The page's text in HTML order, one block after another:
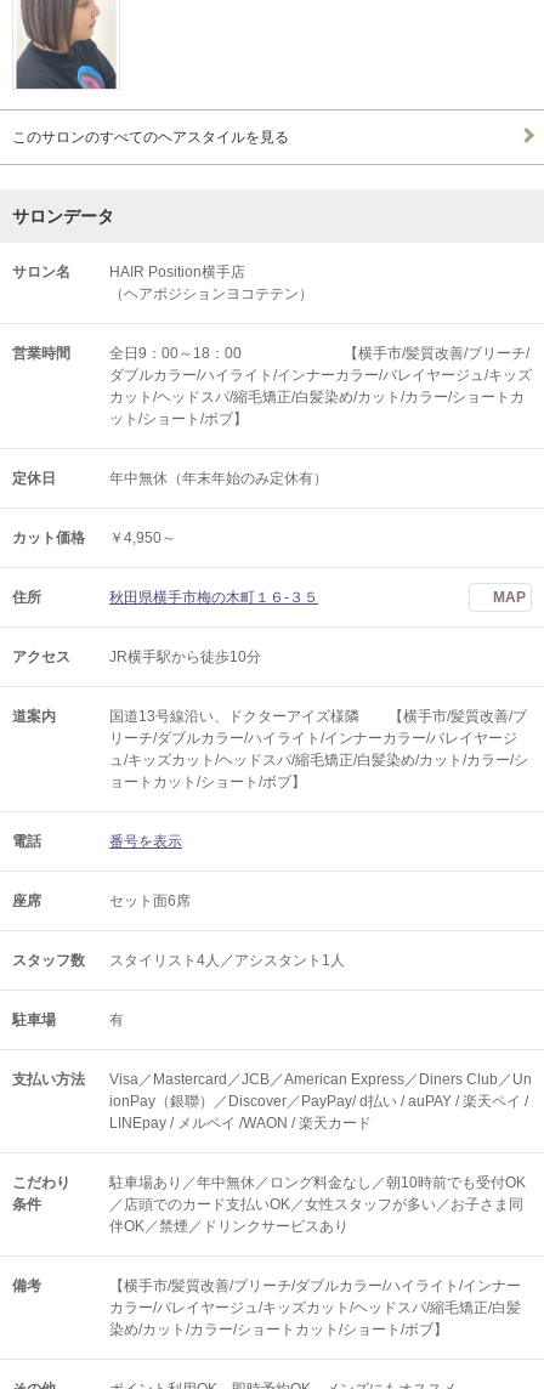
このサロンのすべてのヘアスタイルを見る
サロンデータ
サロン名
HAIR Position横手店
（ヘアポジションヨコテテン）
営業時間
全日9：00～18：00 【横手市/髪質改善/ブリーチ/
ダブルカラー/ハイライト/インナーカラー/バレイヤージュ/キッズ
カット/ヘッドスパ/縮毛矯正/白髪染め/カット/カラー/ショートカ
ット/ショート/ボブ】
定休日 年中無休（年末年始のみ定休有）
カット価格 ￥4,950～
住所 秋田県横手市梅の木町１６-３５ MAP
アクセス JR横手駅から徒歩10分
道案内
国道13号線沿い、ドクターアイズ様隣 【横手市/髪質改善/ブ
リーチ/ダブルカラー/ハイライト/インナーカラー/バレイヤージ
ュ/キッズカット/ヘッドスパ/縮毛矯正/白髪染め/カット/カラー/シ
ョートカット/ショート/ボブ】
電話 番号を表示
座席 セット面6席
スタッフ数 スタイリスト4人／アシスタント1人
駐車場 有
支払い方法
Visa／Mastercard／JCB／American Express／Diners Club／Un
ionPay（銀聯）／Discover／PayPay/ d払い / auPAY / 楽天ペイ /
LINEpay / メルペイ /WAON / 楽天カード
こだわり
条件
駐車場あり／年中無休／ロング料金なし／朝10時前でも受付OK
／店頭でのカード支払いOK／女性スタッフが多い／お子さま同
伴OK／禁煙／ドリンクサービスあり
備考
【横手市/髪質改善/ブリーチ/ダブルカラー/ハイライト/インナー
カラー/バレイヤージュ/キッズカット/ヘッドスパ/縮毛矯正/白髪
染め/カット/カラー/ショートカット/ショート/ボブ】